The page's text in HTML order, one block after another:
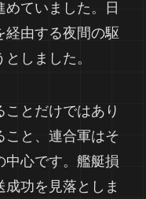
ていました。日
経由する夜間の駆
しました。
とだけではあり
こと、連合軍はそ
中心です。艦艇損
功を見落としま